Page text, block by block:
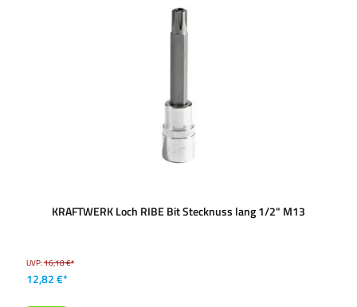
KRAFTWERK Loch RIBE Bit Stecknuss lang 1/2" M13
UVP:16,18 €*
12,82 €*